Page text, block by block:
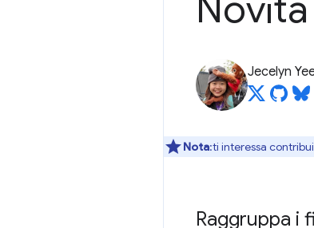
Jecelyn
Nota:ti interessa
Raggruppa i